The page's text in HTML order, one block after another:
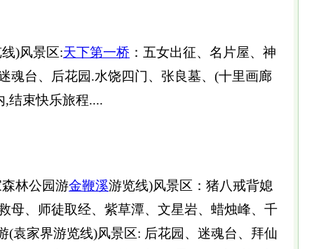
)风景区:天下第一桥 ：五女出征、名片屋、神
魂台、后花园.水饶四门、张良墓、(十里画廊
结束快乐旅程....
林公园游金鞭溪游览线)风景区：猪八戒背媳
母、师徒取经、紫草潭、文星岩、蜡烛峰、千
(袁家界游览线)风景区: 后花园、迷魂台、拜仙